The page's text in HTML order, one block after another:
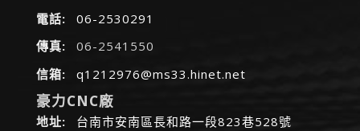
電話:
06-2530291
傳真:
06-2541550
信箱:
q1212976@ms33.hinet.net
豪力CNC廠
地址:
台南市安南區長和路一段823巷528號